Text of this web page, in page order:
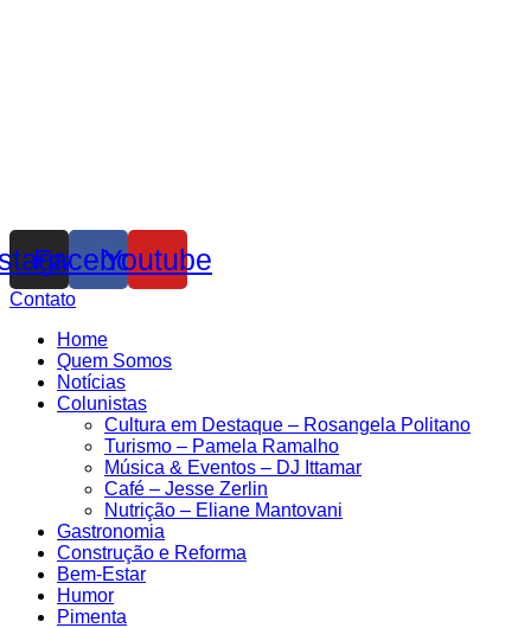
Facebook
Youtube
Contato
Home
Quem Somos
Notícias
Colunistas
Cultura em Destaque – Rosangela Politano
Turismo – Pamela Ramalho
Música & Eventos – DJ Ittamar
Café – Jesse Zerlin
Nutrição – Eliane Mantovani
Gastronomia
Construção e Reforma
Bem-Estar
Humor
Pimenta